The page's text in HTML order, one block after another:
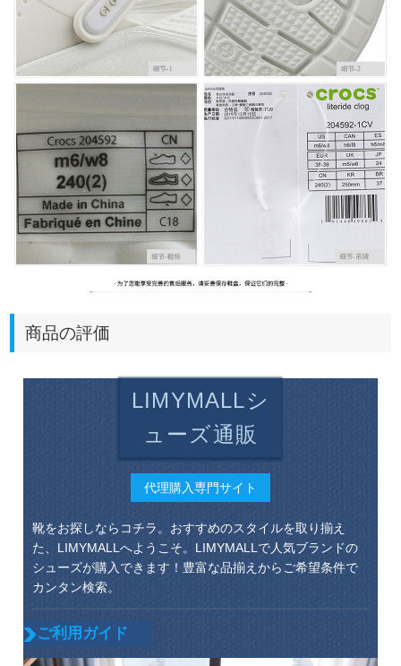
商品の評価
LIMYMALLシ
ューズ通販
代理購入専門サイト
靴をお探しならコチラ。おすすめのスタイルを取り揃え
た、LIMYMALLへようこそ。LIMYMALLで人気ブランドの
シューズが購入できます！豊富な品揃えからご希望条件で
カンタン検索。
ご利用ガイド